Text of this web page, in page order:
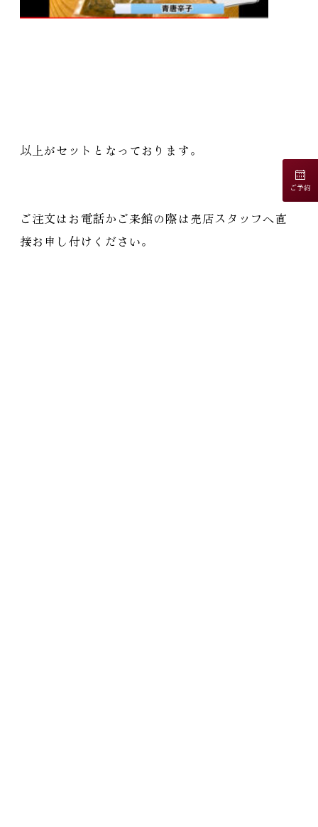
以上がセットとなっております。
ご注文はお電話かご来館の際は売店スタッフへ直
接お申し付けください。
ご予約